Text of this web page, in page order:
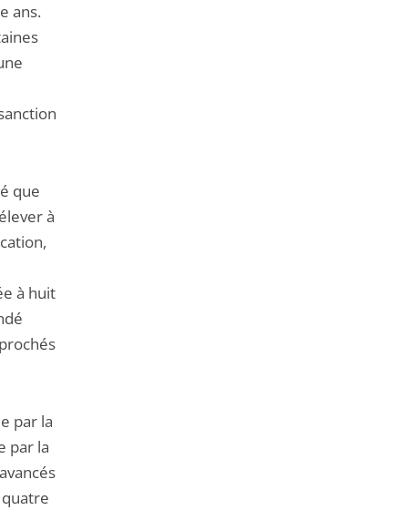
ans.
que
à
à huit
par la
par la
quatre